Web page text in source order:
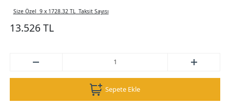
Size Özel 9 x 1728.32 TLTaksit Sayısı
13.526 TL
Sepete Ekle